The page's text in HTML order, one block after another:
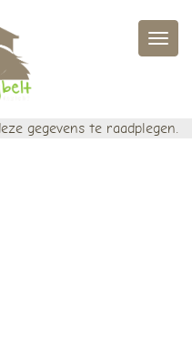
Menu
gegevens te raadplegen.